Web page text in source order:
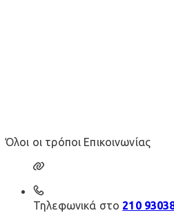
Όλοι οι τρόποι Επικοινωνίας
Τηλεφωνικά στο 210